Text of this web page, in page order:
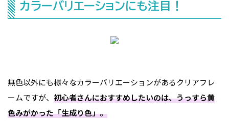
カラーバリエーションにも注目！
無色以外にも様々なカラーバリエーションがあるクリアフレ
ームですが、 初心者さんにおすすめしたいのは、うっすら黄
色みがかった「生成り色」。